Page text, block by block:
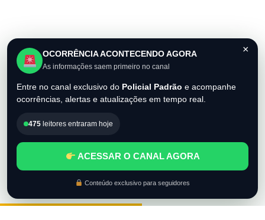
×
OCORRÊNCIA ACONTECENDO AGORA
As informações saem primeiro no canal
Entre no canal exclusivo do Policial Padrão e acompanhe
ocorrências, alertas e atualizações em tempo real.
475 leitores entraram hoje
ACESSAR O CANAL AGORA
Conteúdo exclusivo para seguidores